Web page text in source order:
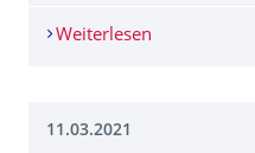
HILFSKRAFT
Weiterlesen Ab 25.
11.03.2021